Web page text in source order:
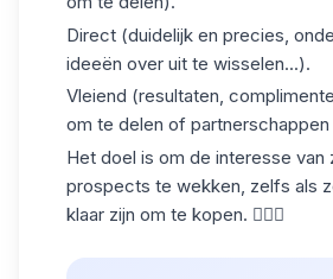
Direct (duidelijk en precies,
ideeën over uit te wisselen...).
Vleiend (resultaten,
om te delen of partnerschappen
Het doel is om de interesse van
prospects te wekken, zelfs als
klaar zijn om te kopen. 🤷🏻‍♀️